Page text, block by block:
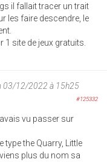
il fallait tracer un trait
les faire descendre, le
site de jeux gratuits.
03/12/2022 à 15h25
#125332
vu passer sur
type the Quarry, Little
plus du nom sa